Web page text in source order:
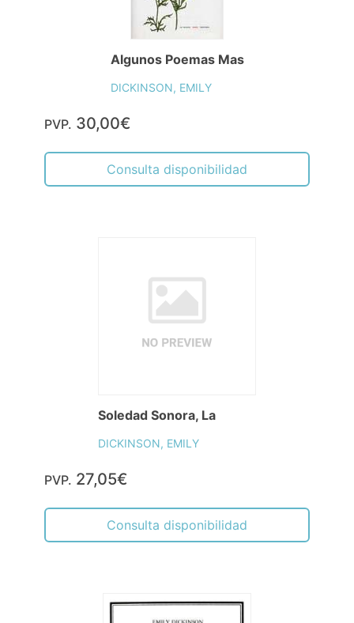
Algunos Poemas Mas
DICKINSON, EMILY
PVP. 30,00€
Consulta disponibilidad
Soledad Sonora, La
DICKINSON, EMILY
PVP. 27,05€
Consulta disponibilidad